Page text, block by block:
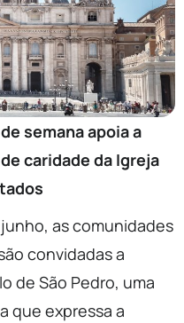
semana apoia a
caridade da Igreja
as comunidades
convidadas a
de São Pedro, uma
que expressa a